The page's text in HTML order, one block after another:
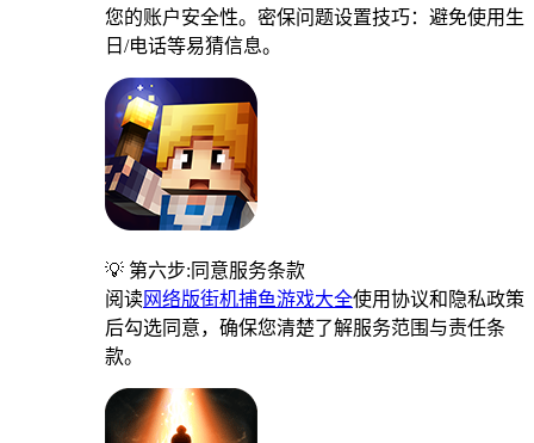
您的账户安全性。密保问题设置技巧：避免使用生
日/电话等易猜信息。
💡 第六步:同意服务条款
阅读网络版街机捕鱼游戏大全使用协议和隐私政策
后勾选同意，确保您清楚了解服务范围与责任条
款。